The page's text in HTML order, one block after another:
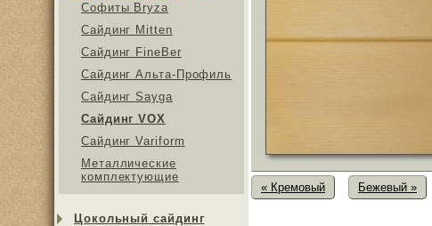
Софиты Bryza
Сайдинг Mitten
Сайдинг FineBer
Сайдинг Альта-Профиль
Сайдинг Sayga
Cайдинг VOX
Сайдинг Variform
Металлические
комплектующие
Цокольный сайдинг
« Кремовый Бежевый »